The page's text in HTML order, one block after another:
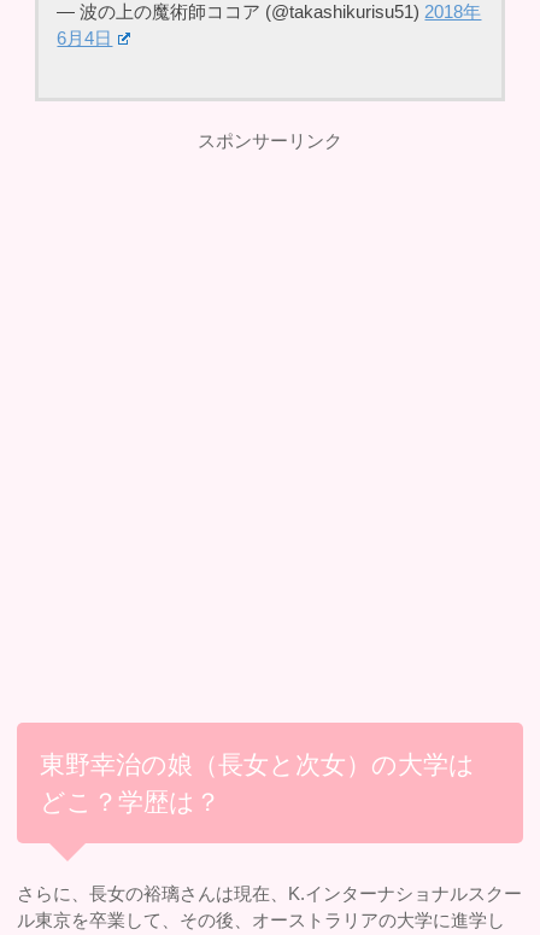
— 波の上の魔術師ココア (@takashikurisu51)2018年
6月4日
スポンサーリンク
東野幸治の娘（長女と次女）の大学は
どこ？学歴は？
さらに、長女の裕璃さんは現在、K.インターナショナルスクー
ル東京を卒業して、その後、オーストラリアの大学に進学し